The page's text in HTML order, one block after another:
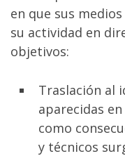
en que sus
su actividad en
objetivos:
Traslación al
aparecidas
como
y técnicos